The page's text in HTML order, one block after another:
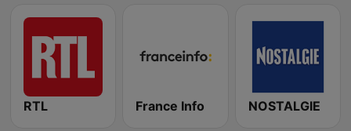
RTL France Info NOSTALGIE